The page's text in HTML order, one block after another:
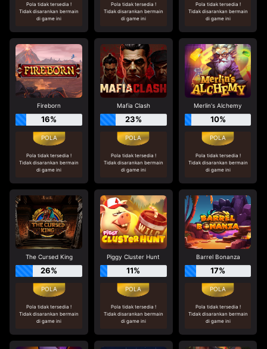
Pola tidak tersedia !
Tidak disarankan bermain
di game ini
Pola tidak tersedia !
Tidak disarankan bermain
di game ini
Pola tidak tersedia !
Tidak disarankan bermain
di game ini
Fireborn
16%
Pola tidak tersedia !
Tidak disarankan bermain
di game ini
Mafia Clash
23%
Pola tidak tersedia !
Tidak disarankan bermain
di game ini
Merlin's Alchemy
10%
Pola tidak tersedia !
Tidak disarankan bermain
di game ini
The Cursed King
26%
Pola tidak tersedia !
Tidak disarankan bermain
di game ini
Piggy Cluster Hunt
11%
Pola tidak tersedia !
Tidak disarankan bermain
di game ini
Barrel Bonanza
17%
Pola tidak tersedia !
Tidak disarankan bermain
di game ini